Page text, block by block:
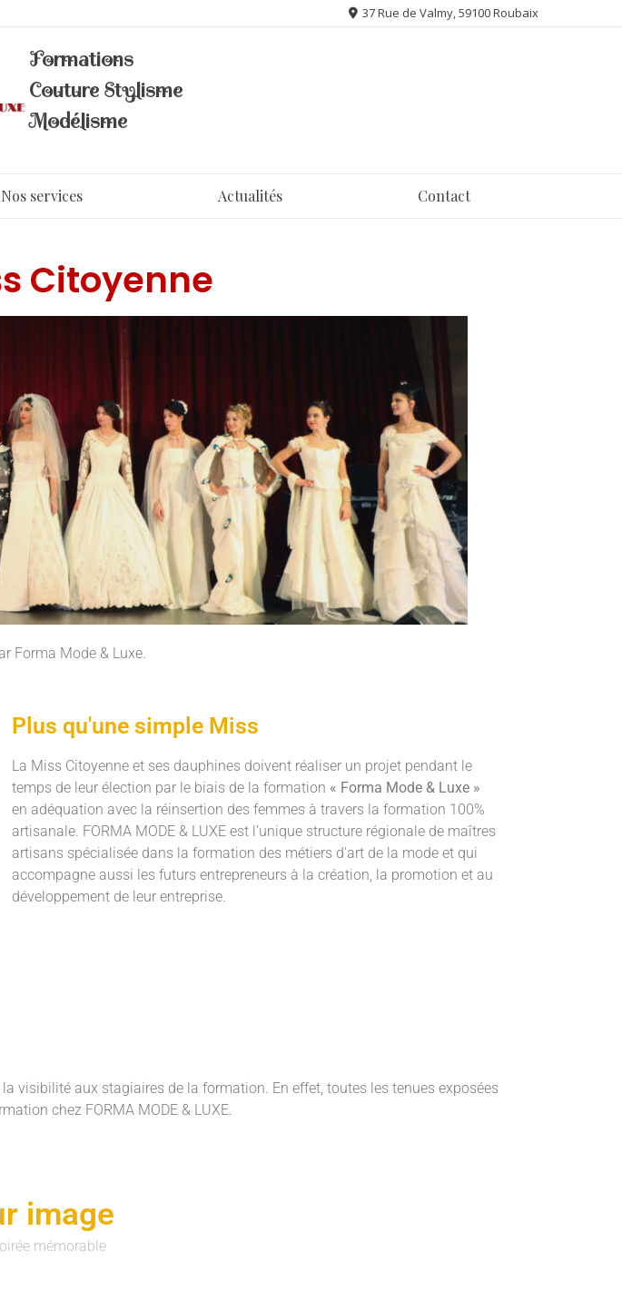
37 Rue de Valmy, 59100 Roubaix
Formations
Couture Stylisme
Modélisme
Nos services Actualités Contact
Citoyenne
Forma Mode & Luxe.
Plus qu'une simple Miss
La Miss Citoyenne et ses dauphines doivent réaliser un projet pendant le
temps de leur élection par le biais de la formation « Forma Mode & Luxe »
en adéquation avec la réinsertion des femmes à travers la formation 100%
artisanale. FORMA MODE & LUXE est l’unique structure régionale de maîtres
artisans spécialisée dans la formation des métiers d’art de la mode et qui
accompagne aussi les futurs entrepreneurs à la création, la promotion et au
développement de leur entreprise.
visibilité aux stagiaires de la formation. En effet, toutes les tenues exposées
chez FORMA MODE & LUXE.
image
mémorable